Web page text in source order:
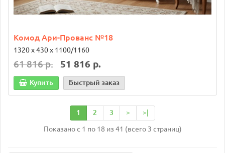
Комод Ари-Прованс №18
1320 х 430 х 1100/1160
61 816 р. 51 816 р.
Купить Быстрый заказ
1 2 3 > >|
Показано с 1 по 18 из 41 (всего 3 страниц)